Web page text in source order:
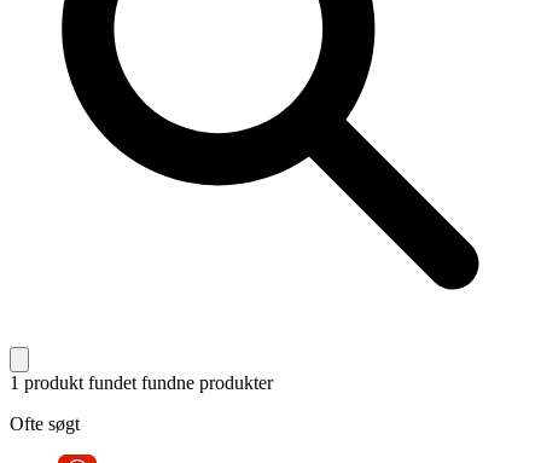
1 produkt fundet fundne produkter
Ofte søgt